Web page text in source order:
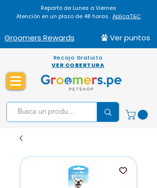
Reparto de Lunes a Viernes
Atención en un plazo de 48 horas. AplicaT&C
Groomers Rewards Ver puntos
Recojo Gratuito
VER COBERTURA